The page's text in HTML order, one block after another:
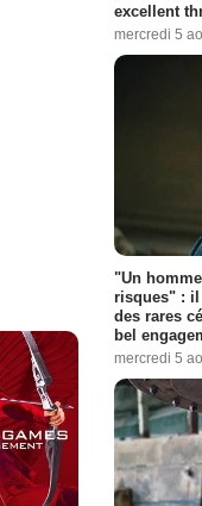
excellent
mercredi 5
"Un
risques" : il
des rares
bel
mercredi 5